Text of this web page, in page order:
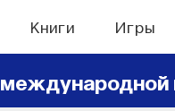
Книги Игры
международной